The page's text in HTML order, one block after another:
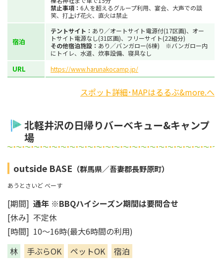
禁止事項： 6人を超えるグループ利用、宴会、大声での談
笑、打上げ花火、直火は禁止
宿泊
テントサイト： あり／オートサイト電源付(17区画)、オー
トサイト電源なし(31区画)、フリーサイト(22組分)
その他宿泊施設： あり／バンガロー(6棟) ※バンガロー内
にトイレ、水道、炊事設備、寝具なし
URL https://www.harunakocamp.jp/
スポット詳細･MAPはるるぶ&more.へ
北軽井沢の日帰りバーベキュー&キャンプ
場
outside BASE （群馬県／吾妻郡長野原町）
あうとさいど べーす
[期間] 通年 ※BBQハイシーズン期間は要問合せ
[休み] 不定休
[時間] 10～16時(最大6時間の利用)
林
手ぶらOK ペットOK
宿泊